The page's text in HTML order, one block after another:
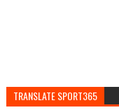
TRANSLATE SPORT365